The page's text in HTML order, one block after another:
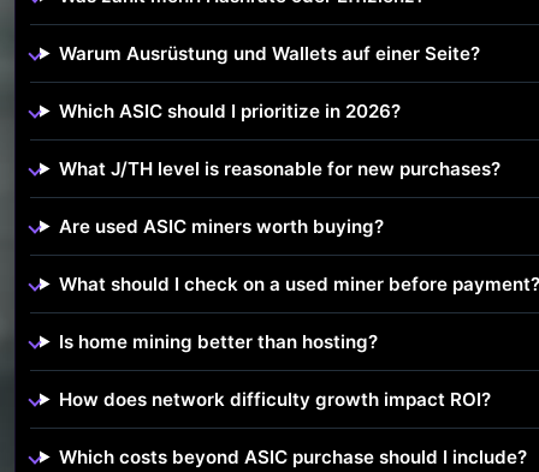
Warum Ausrüstung und Wallets auf einer Seite?
Which ASIC should I prioritize in 2026?
What J/TH level is reasonable for new purchases?
Are used ASIC miners worth buying?
What should I check on a used miner before
Is home mining better than hosting?
How does network difficulty growth impact ROI?
Which costs beyond ASIC purchase should I include?